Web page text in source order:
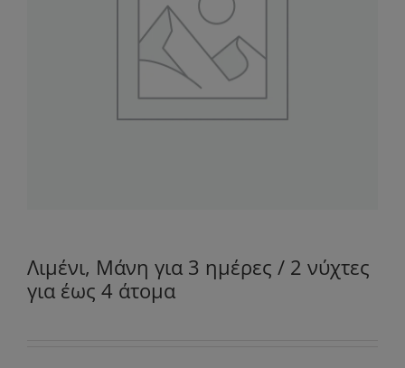
Λιμένι, Μάνη για 3 ημέρες / 2 νύχτες
για έως 4 άτομα